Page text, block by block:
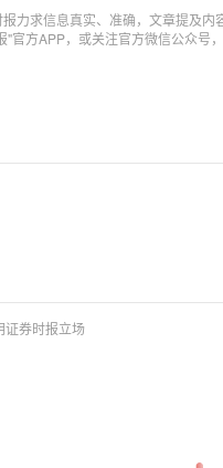
力求信息真实、准确，文章提及
"官方APP，或关注官方微信公众号
证券时报立场